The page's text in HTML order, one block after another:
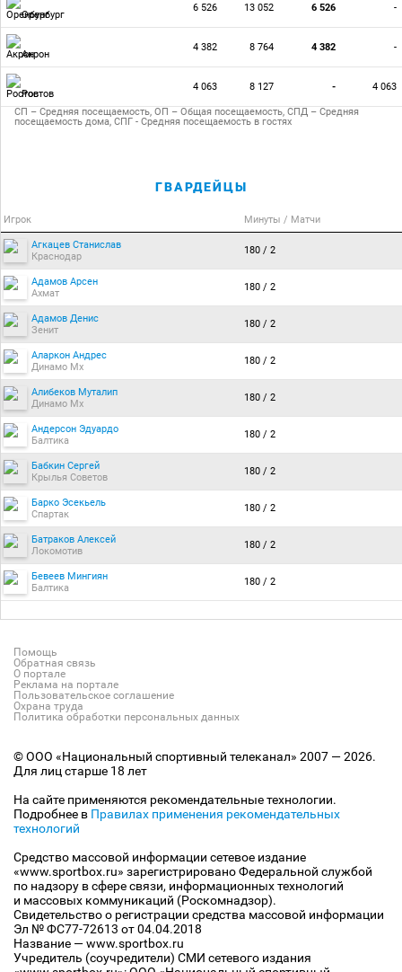
Оренбург
6 526 13 052 6 526 -
Акрон
4 382 8 764 4 382 -
Ростов
4 063 8 127 - 4 063
СП – Средняя посещаемость, ОП – Общая посещаемость, СПД – Средняя
посещаемость дома, СПГ - Средняя посещаемость в гостях
ГВАРДЕЙЦЫ
Игрок Минуты / Матчи
Агкацев Станислав
Краснодар
180 / 2
Адамов Арсен
Ахмат
180 / 2
Адамов Денис
Зенит
180 / 2
Аларкон Андрес
Динамо Мх
180 / 2
Алибеков Муталип
Динамо Мх
180 / 2
Андерсон Эдуардо
Балтика
180 / 2
Бабкин Сергей
Крылья Советов
180 / 2
Барко Эсекьель
Спартак
180 / 2
Батраков Алексей
Локомотив
180 / 2
Бевеев Мингиян
Балтика
180 / 2
Помощь
Обратная связь
О портале
Реклама на портале
Пользовательское соглашение
Охрана труда
Политика обработки персональных данных
© ООО «Национальный спортивный телеканал» 2007 — 2026.
Для лиц старше 18 лет
На сайте применяются рекомендательные технологии.
Подробнее в Правилах применения рекомендательных
технологий
Средство массовой информации сетевое издание
«www.sportbox.ru» зарегистрировано Федеральной службой
по надзору в сфере связи, информационных технологий
и массовых коммуникаций (Роскомнадзор).
Свидетельство о регистрации средства массовой информации
Эл № ФС77-72613 от 04.04.2018
Название — www.sportbox.ru
Учредитель (соучредители) СМИ сетевого издания